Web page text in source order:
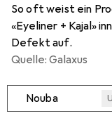
So oft weist ein
«Eyeliner + Kajal»
Defekt auf.
Quelle: Galaxus
Nouba